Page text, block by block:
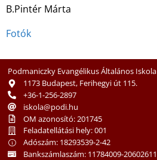
B.Pintér Márta
Fotók
Podmaniczky Evangélikus Általános Iskola
1173 Budapest, Ferihegyi út 115.
+36-1-256-2897
iskola@podi.hu
OM azonosító: 201745
Feladatellátási hely: 001
Adószám: 18293539-2-42
Bankszámlaszám: 11784009-20602611